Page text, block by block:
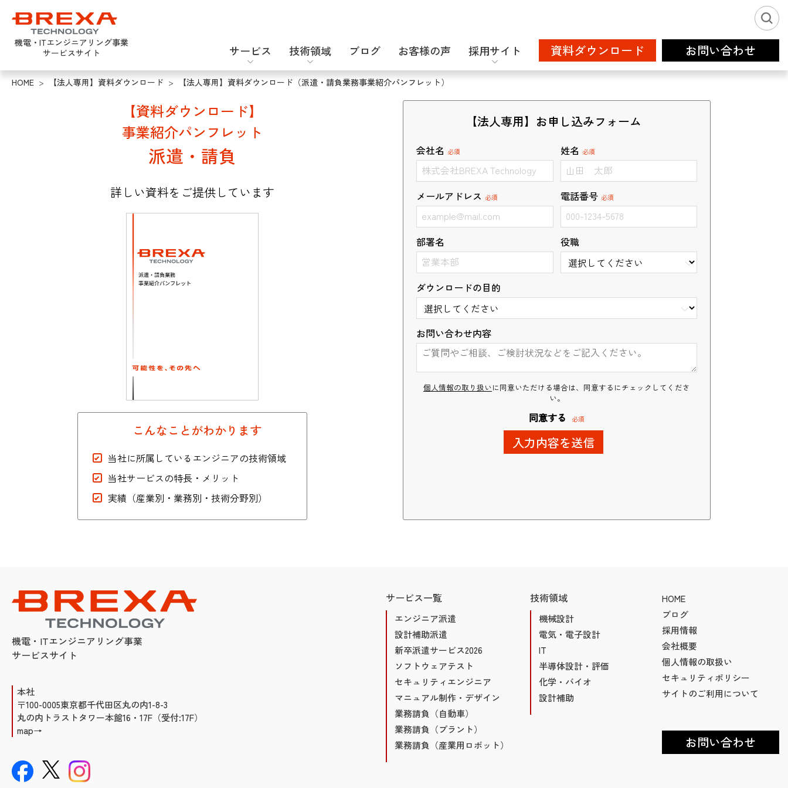
機電・ITエンジニアリング事業
サービスサイト
サービス
エンジニア派遣 新卒派遣サービス2026
ソフトウェアテスト セキュリティエンジニア クリエイティブサービス
業務請負（プラント） 業務請負（産業用ロボット）
技術領域
機械設計 電気・電子設計 IT
半導体設計・評価 設計補助
ブログ お客様の声 採用サイト
新卒採用 フリーランス登録
資料ダウンロード お問い合わせ
HOME > 【法人専用】資料ダウンロード > 【法人専用】資料ダウンロード（派遣・請負業務事業紹介パンフレット）
【資料ダウンロード】
事業紹介パンフレット
派遣・請負
詳しい資料をご提供しています
こんなことがわかります
当社に所属しているエンジニアの技術領域
当社サービスの特長・メリット
実績（産業別・業務別・技術分野別）
【法人専用】お申し込みフォーム
会社名 必須 姓名 必須
メールアドレス 必須 電話番号 必須
部署名 役職
ダウンロードの目的
お問い合わせ内容
個人情報の取り扱いに同意いただける場合は、同意するにチェックしてくださ
い。
同意する 必須
機電・ITエンジニアリング事業
サービスサイト
本社
〒100-0005東京都千代田区丸の内1-8-3
丸の内トラストタワー本館16・17F（受付:17F）
map→
サービス一覧
エンジニア派遣
設計補助派遣
新卒派遣サービス2026
ソフトウェアテスト
セキュリティエンジニア
マニュアル制作・デザイン
業務請負（自動車）
業務請負（プラント）
業務請負（産業用ロボット）
技術領域
機械設計
電気・電子設計
IT
半導体設計・評価
化学・バイオ
設計補助
HOME
ブログ
採用情報
会社概要
個人情報の取扱い
セキュリティポリシー
サイトのご利用について
お問い合わせ